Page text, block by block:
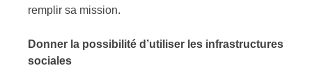
remplir sa mission.
Donner la possibilité d’utiliser les infrastructures
sociales